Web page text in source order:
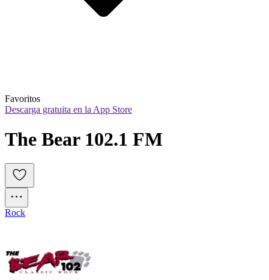
Favoritos
Descarga gratuita en la App Store
The Bear 102.1 FM
Rock